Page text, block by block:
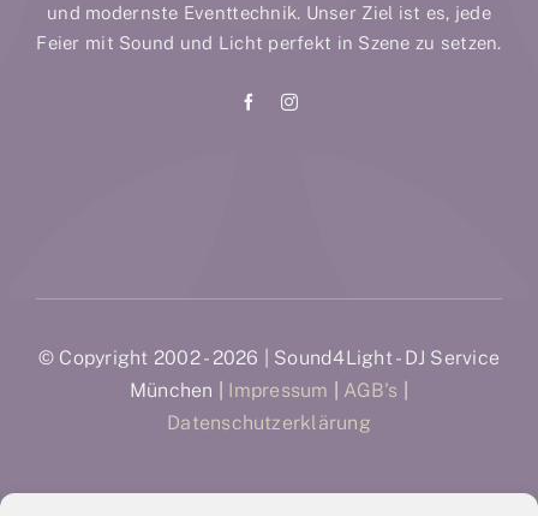
und modernste Eventtechnik. Unser Ziel ist es, jede
Feier mit Sound und Licht perfekt in Szene zu setzen.
© Copyright 2002 - 2026 | Sound4Light - DJ Service
München | Impressum AGB's
Datenschutzerklärung